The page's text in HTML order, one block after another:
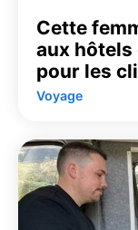
Cette
aux hôtels
pour les
Voyage